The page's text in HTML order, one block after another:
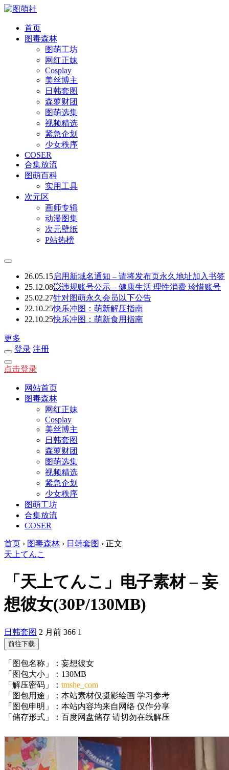
首页
图毒森林
图萌工坊
网红正妹
Cosplay
美丝博主
日韩套图
森萝财团
图萌选集
视频精选
紧急企划
少女秩序
COSER
合集放流
图萌百科
实用工具
次元区
画师专辑
动漫图集
次元壁纸
P站热榜
26.05.15启用新域名通知 – 请将发布页永久地址加入书签
25.12.08💥违规账号公示 – 健康生活 理性消费 珍惜账号
25.02.27针对图萌永久会员以下公告
22.10.25快乐冲图：萌新解压指南
22.10.25快乐冲图：萌新食用指南
更多
登录 注册
点击登录
网站首页
图毒森林
网红正妹
Cosplay
美丝博主
日韩套图
森萝财团
图萌选集
视频精选
紧急企划
少女秩序
图萌工坊
合集放流
COSER
首页 › 图毒森林 › 日韩套图 › 正文
天上てんこ
「天上てんこ」电子素材 – 妄
想彼女(30P/130MB)
日韩套图 2 月前 366 1
前往下载
「图包名称」：妄想彼女
「图包大小」：130MB
「解压密码」： tmshe_com
「图包用途」：本站素材仅摄影绘画 学习参考
「图包申明」：本站内容均来自网络 仅作分享
「储存形式」：百度网盘储存 请切勿在线解压